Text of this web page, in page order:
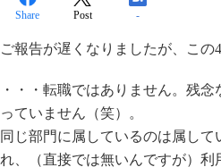
Share Post -
ご報告が遅くなりましたが、この
・・・転職ではありません。残
っていません（笑）。
同じ部門に属しているのは属し
れ、（直接では無いんですが）